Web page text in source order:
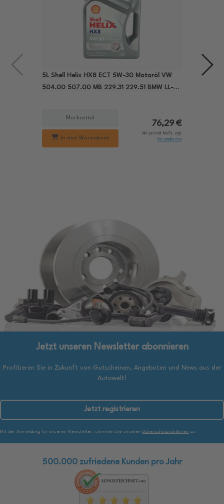
5L Shell Helix HX8 ECT 5W-30 Motoröl VW
504.00 507.00 MB 229.31 229.51 BMW LL-04
Merkzettel
In den Warenkorb
76,29 €
inkl. gesetzl. MwSt., zzgl.
Versandkosten
Jetzt unseren Newsletter abonnieren
Profitieren Sie in Zukunft von Gutscheinen, Angeboten und News aus der
Autowelt!
Jetzt registrieren
Mit der Anmeldung für unseren Newsletter, stimmen Sie unseren Datenschutzrichtlinien zu.
500.000 zufriedene Kunden pro Jahr